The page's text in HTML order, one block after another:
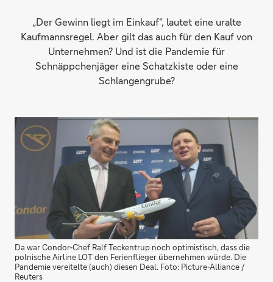
„Der Gewinn liegt im Einkauf“, lautet eine uralte
Kaufmannsregel. Aber gilt das auch für den Kauf von
Unternehmen? Und ist die Pandemie für
Schnäppchenjäger eine Schatzkiste oder eine
Schlangengrube?
Da war Condor-Chef Ralf Teckentrup noch optimistisch, dass die
polnische Airline LOT den Ferienflieger übernehmen würde. Die
Pandemie vereitelte (auch) diesen Deal. Foto: Picture-Alliance /
Reuters